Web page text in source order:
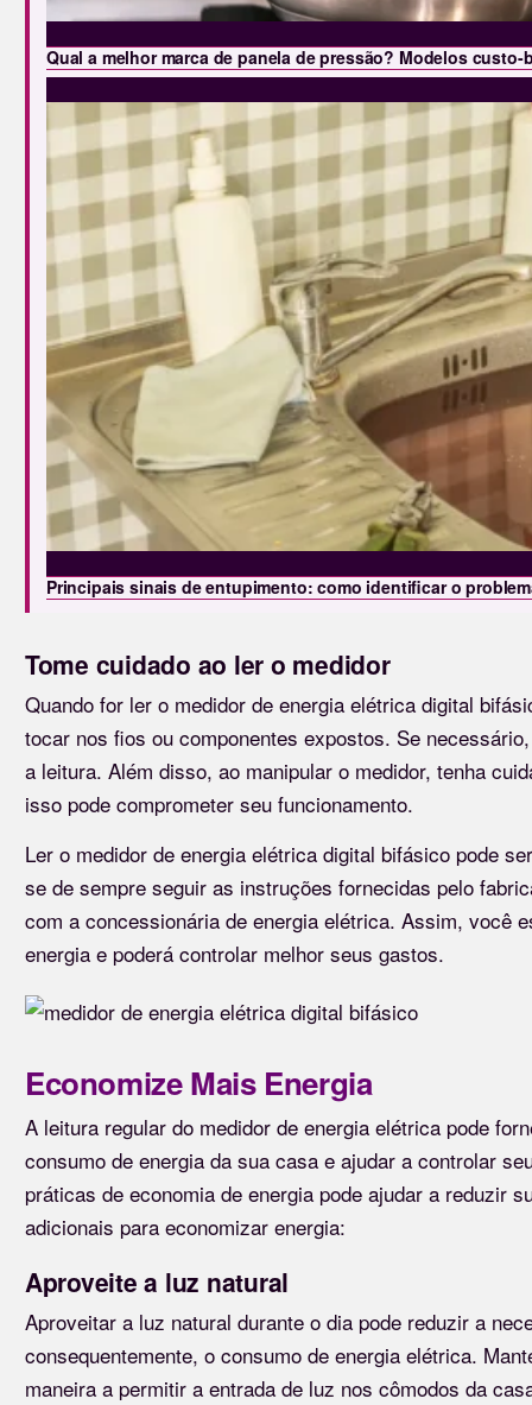
Qual a melhor marca de panela de pressão? Modelos
Principais sinais de entupimento: como identificar o
Tome cuidado ao ler o medidor
Quando for ler o medidor de energia elétrica digital
tocar nos fios ou componentes expostos. Se
a leitura. Além disso, ao manipular o medidor, tenha
isso pode comprometer seu funcionamento.
Ler o medidor de energia elétrica digital bifásico pode
se de sempre seguir as instruções fornecidas pelo
com a concessionária de energia elétrica. Assim, você
energia e poderá controlar melhor seus gastos.
Economize Mais Energia
A leitura regular do medidor de energia elétrica pode
consumo de energia da sua casa e ajudar a controlar
práticas de economia de energia pode ajudar a reduzir
adicionais para economizar energia:
Aproveite a luz natural
Aproveitar a luz natural durante o dia pode reduzir a
consequentemente, o consumo de energia elétrica.
maneira a permitir a entrada de luz nos cômodos da